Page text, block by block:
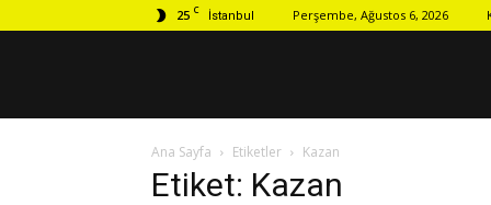
25 C İstanbul Perşembe, Ağustos 6, 2026
Ana Sayfa Etiketler Kazan
Etiket: Kazan